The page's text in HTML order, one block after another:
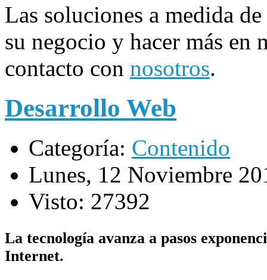
Las soluciones a medida
su negocio y hacer más en
contacto con nosotros.
Desarrollo Web
Categoría: Contenido
Lunes, 12 Noviembre
Visto: 27392
La tecnología avanza a pasos
Internet.